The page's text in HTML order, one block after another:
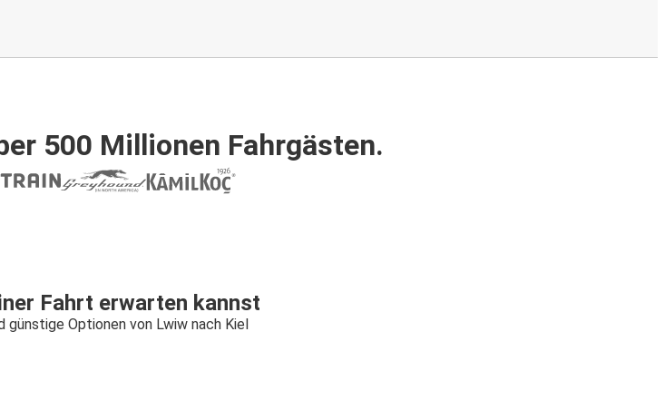
500 Millionen Fahrgästen.
Fahrt erwarten kannst
günstige Optionen von Lwiw nach Kiel